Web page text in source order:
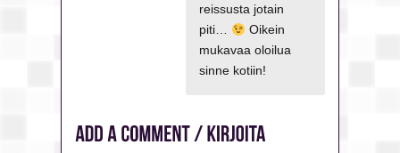
reissusta jotain
piti…
Oikein
mukavaa oloilua
sinne kotiin!